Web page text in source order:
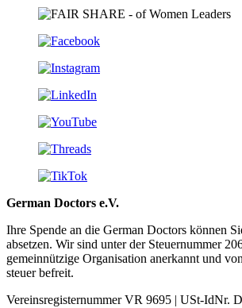
German Doctors e.V.
Ihre Spende an die German Doctors können
absetzen. Wir sind unter der Steuer­nummer
gemein­nützige Organisation aner­kannt und
steuer befreit.
Vereinsregisternummer VR 9695 | USt-IdNr.